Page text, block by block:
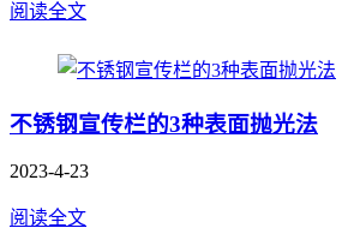
阅读全文
不锈钢宣传栏的3种表面抛光法
2023-4-23
阅读全文